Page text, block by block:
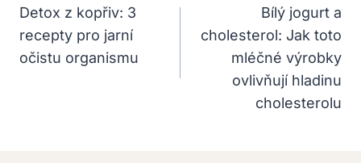
Pro
Příspěvek
Detox z kopřiv: 3
recepty pro jarní
očistu organismu
Bílý jogurt a
cholesterol: Jak toto
mléčné výrobky
ovlivňují hladinu
cholesterolu